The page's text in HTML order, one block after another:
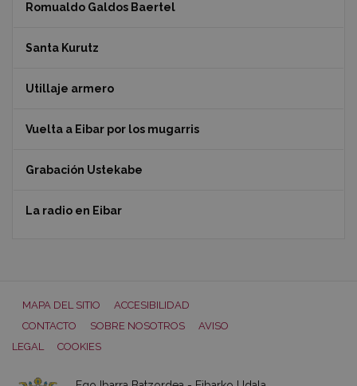
Romualdo Galdos Baertel
Santa Kurutz
Utillaje armero
Vuelta a Eibar por los mugarris
Grabación Ustekabe
La radio en Eibar
MAPA DEL SITIO
ACCESIBILIDAD
CONTACTO
SOBRE NOSOTROS
AVISO
LEGAL
COOKIES